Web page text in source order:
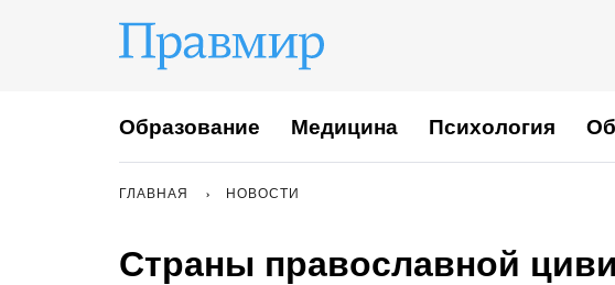
Образование Медицина Психология
ГЛАВНАЯ НОВОСТИ
Страны православной